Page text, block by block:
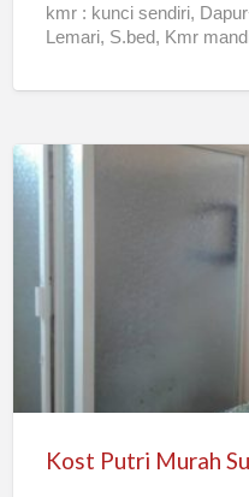
kmr : kunci sendiri,
Lemari, S.bed, Kmr
Kost
Putri
Timur